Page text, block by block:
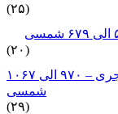
(۲۵)
(۲۰)
قرن یازدهم هجری – ۹۷۰ الی ۱۰۶۷
شمسی
(۲۹)